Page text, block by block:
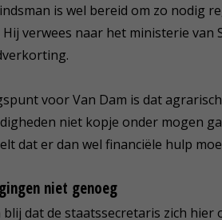
is wel bereid om zo nodig
Hij verwees naar het ministerie
voor Van Dam is dat
niet kopje onder mogen
dat er dan wel financiële hulp
niet genoeg
blij dat de staatssecretaris zich